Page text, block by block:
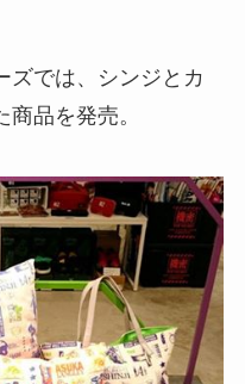
ズでは、シンジとカ
品を発売。